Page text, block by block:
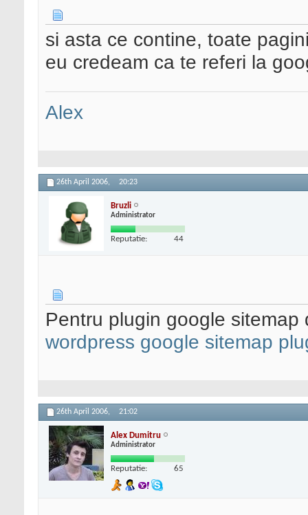
si asta ce contine, toate
eu credeam ca te referi la
Alex
26th April 2006, 20:23
Bruzli
Administrator
Reputatie: 44
Pentru plugin google sitemap
wordpress google sitemap
26th April 2006, 21:02
Alex Dumitru
Administrator
Reputatie: 65